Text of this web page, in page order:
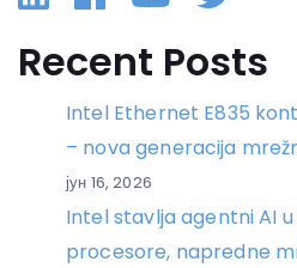
Recent Posts
Intel Ethernet E835
– nova generacija
јун 16, 2026
Intel stavlja agentni AI
procesore, napredne